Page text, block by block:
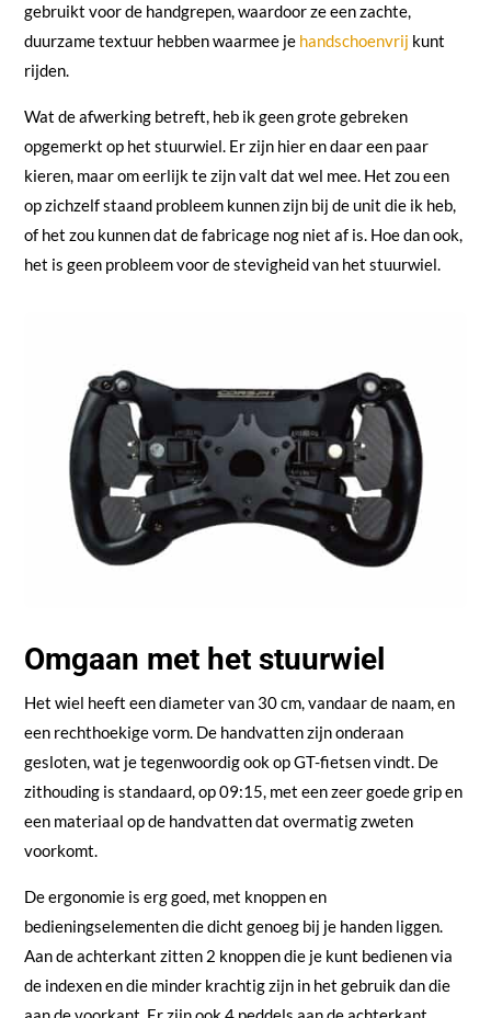
gebruikt voor de handgrepen, waardoor ze een zachte,
duurzame textuur hebben waarmee je handschoenvrij kunt
rijden.
Wat de afwerking betreft, heb ik geen grote gebreken
opgemerkt op het stuurwiel. Er zijn hier en daar een paar
kieren, maar om eerlijk te zijn valt dat wel mee. Het zou een
op zichzelf staand probleem kunnen zijn bij de unit die ik heb,
of het zou kunnen dat de fabricage nog niet af is. Hoe dan ook,
het is geen probleem voor de stevigheid van het stuurwiel.
Omgaan met het stuurwiel
Het wiel heeft een diameter van 30 cm, vandaar de naam, en
een rechthoekige vorm. De handvatten zijn onderaan
gesloten, wat je tegenwoordig ook op GT-fietsen vindt. De
zithouding is standaard, op 09:15, met een zeer goede grip en
een materiaal op de handvatten dat overmatig zweten
voorkomt.
De ergonomie is erg goed, met knoppen en
bedieningselementen die dicht genoeg bij je handen liggen.
Aan de achterkant zitten 2 knoppen die je kunt bedienen via
de indexen en die minder krachtig zijn in het gebruik dan die